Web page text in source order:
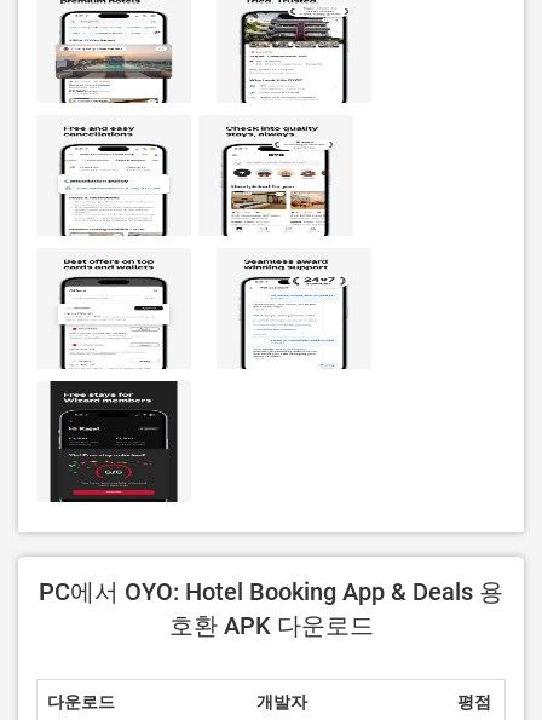
PC에서 OYO: Hotel Booking App & Deals 용
호환 APK 다운로드
다운로드 개발자 평점